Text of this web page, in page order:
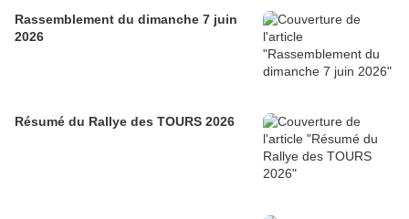
Rassemblement du dimanche 7 juin
2026
Résumé du Rallye des TOURS 2026